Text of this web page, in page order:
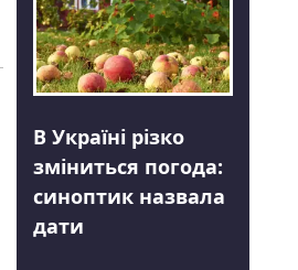
В Україні різко
зміниться погода:
синоптик назвала
дати